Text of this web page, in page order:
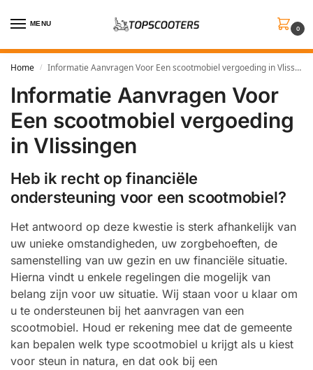
MENU
0
Home / Informatie Aanvragen Voor Een scootmobiel vergoeding in Vlissingen
Informatie Aanvragen Voor
Een scootmobiel vergoeding
in Vlissingen
Heb ik recht op financiële
ondersteuning voor een scootmobiel?
Het antwoord op deze kwestie is sterk afhankelijk van
uw unieke omstandigheden, uw zorgbehoeften, de
samenstelling van uw gezin en uw financiële situatie.
Hierna vindt u enkele regelingen die mogelijk van
belang zijn voor uw situatie. Wij staan voor u klaar om
u te ondersteunen bij het aanvragen van een
scootmobiel. Houd er rekening mee dat de gemeente
kan bepalen welk type scootmobiel u krijgt als u kiest
voor steun in natura, en dat ook bij een